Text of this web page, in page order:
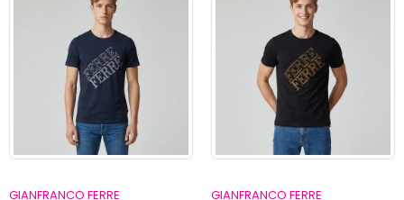
GIANFRANCO FERRE GIANFRANCO FERRE